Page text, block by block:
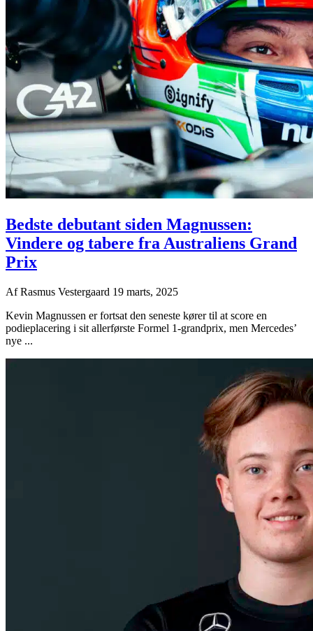
Bedste debutant siden Magnussen:
Vindere og tabere fra Australiens Grand
Prix
AfRasmus Vestergaard 19 marts, 2025
Kevin Magnussen er fortsat den seneste kører til at score en
podieplacering i sit allerførste Formel 1-grandprix, men Mercedes’
nye ...